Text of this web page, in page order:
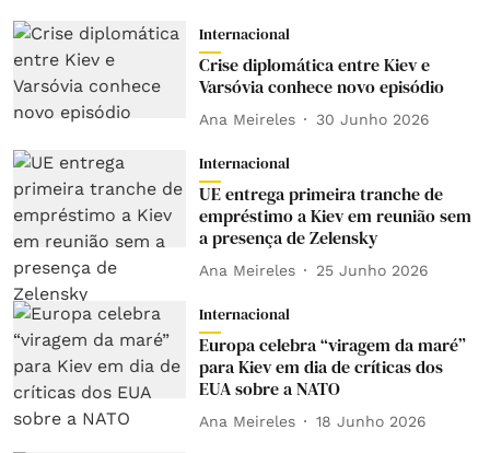
Internacional
Crise diplomática entre Kiev e
Varsóvia conhece novo episódio
Ana Meireles 30 Junho 2026
Internacional
UE entrega primeira tranche de
empréstimo a Kiev em reunião sem
a presença de Zelensky
Ana Meireles 25 Junho 2026
Internacional
Europa celebra “viragem da maré”
para Kiev em dia de críticas dos
EUA sobre a NATO
Ana Meireles 18 Junho 2026